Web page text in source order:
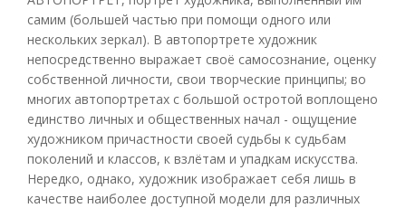
самим (большей частью при помощи одного или
нескольких зеркал). В автопортрете художник
непосредственно выражает своё самосознание, оценку
собственной личности, свои творческие принципы; во
многих автопортретах с большой остротой воплощено
единство личных и общественных начал - ощущение
художником причастности своей судьбы к судьбам
поколений и классов, к взлётам и упадкам искусства.
Нередко, однако, художник изображает себя лишь в
качестве наиболее доступной модели для различных